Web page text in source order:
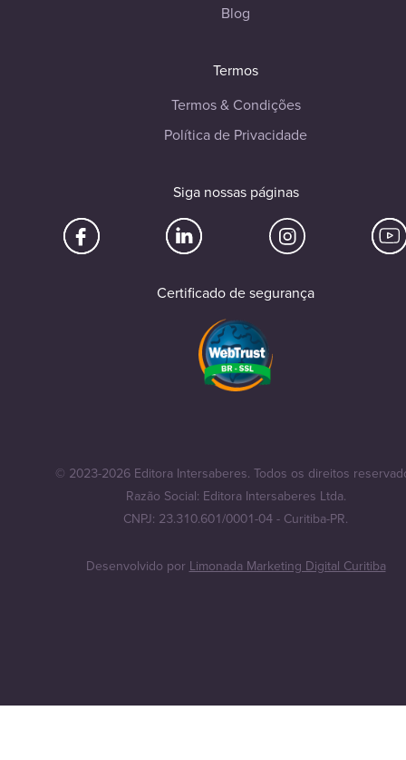
Blog
Termos
Termos & Condições
Política de Privacidade
Siga nossas páginas
Certificado de segurança
© 2023-2026 Editora Intersaberes. Todos os direitos
Razão Social: Editora Intersaberes Ltda.
CNPJ: 23.310.601/0001-04 - Curitiba-PR.
Desenvolvido por Limonada Marketing Digital Curitiba